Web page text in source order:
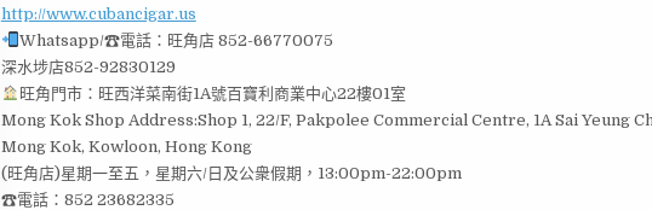
http://www.cubancigar.us
Whatsapp/☎電話：旺角店 852-66770075
深水埗店852-92830129
旺角門市：旺西洋菜南街1A號百寶利商業中心22樓01室
Mong Kok Shop Address:Shop 1, 22/F, Pakpolee Commercial Centre, 1A Sai Yeung
Mong Kok, Kowloon, Hong Kong
(旺角店)星期一至五，星期六/日及公衆假期，13:00pm-22:00pm
☎電話：852 23682335